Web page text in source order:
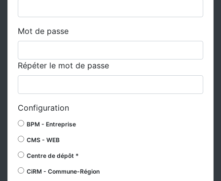
Mot de passe
Répéter le mot de passe
Configuration
BPM - Entreprise
CMS - WEB
Centre de dépôt *
CiRM - Commune-Région